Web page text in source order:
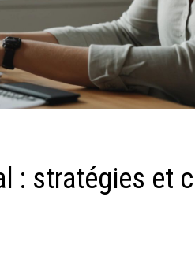
: stratégies et